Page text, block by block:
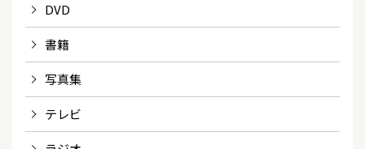
DVD
書籍
写真集
テレビ